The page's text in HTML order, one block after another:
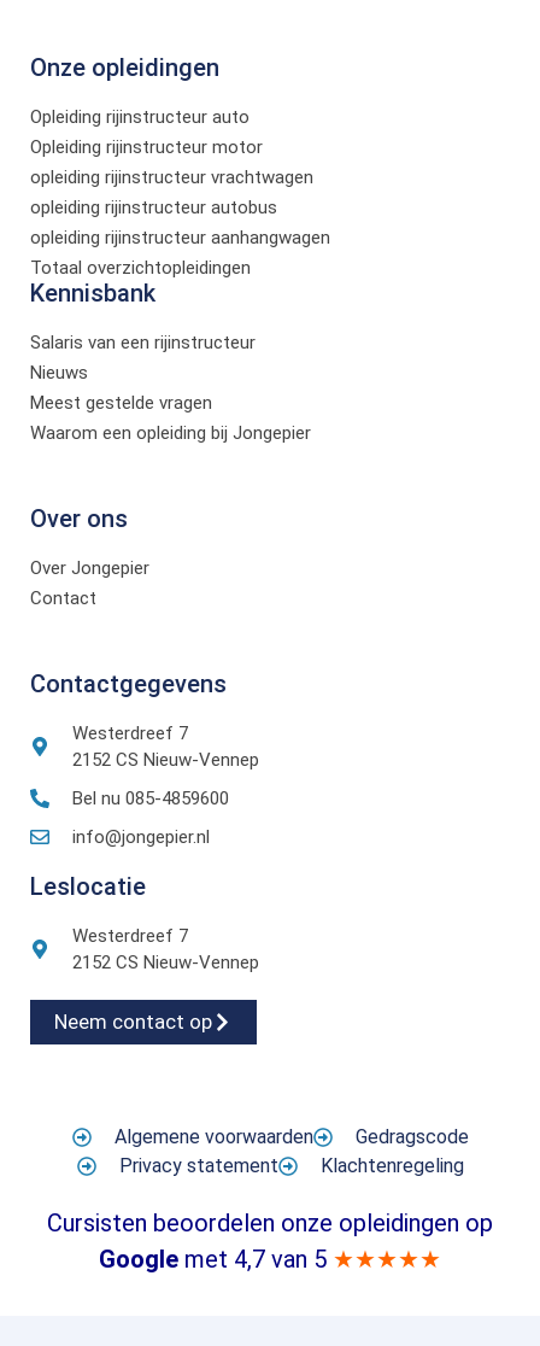
Onze opleidingen
Opleiding rijinstructeur auto
Opleiding rijinstructeur motor
opleiding rijinstructeur vrachtwagen
opleiding rijinstructeur autobus
opleiding rijinstructeur aanhangwagen
Totaal overzichtopleidingen
Kennisbank
Salaris van een rijinstructeur
Nieuws
Meest gestelde vragen
Waarom een opleiding bij Jongepier
Over ons
Over Jongepier
Contact
Contactgegevens
Westerdreef 7
2152 CS Nieuw-Vennep
Bel nu 085-4859600
info@jongepier.nl
Leslocatie
Westerdreef 7
2152 CS Nieuw-Vennep
Neem contact op
Algemene voorwaarden
Gedragscode
Privacy statement
Klachtenregeling
Cursisten beoordelen onze opleidingen op
Google met 4,7 van 5 ★★★★★